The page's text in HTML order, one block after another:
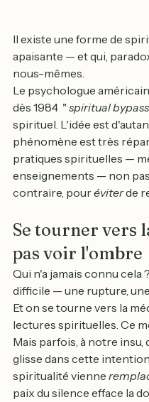
Il existe une forme de
apaisante — et qui,
nous-mêmes.
Le psychologue
dès 1984  " spiritual
spirituel. L'idée est
phénomène est très
pratiques spirituelles —
enseignements — non
contraire, pour éviter de
Se tourner vers
pas voir l'ombre
Qui n'a jamais connu cela
difficile — une rupture,
Et on se tourne vers la
lectures spirituelles. Ce
Mais parfois, à notre insu,
glisse dans cette
spiritualité vienne
paix du silence efface la